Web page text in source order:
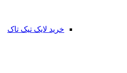
خرید لایک تیک تاک